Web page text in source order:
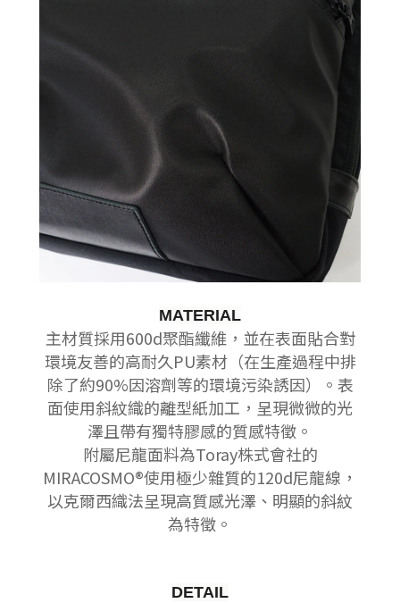
MATERIAL
主材質採用600d聚酯纖維，並在表面貼合對
環境友善的高耐久PU素材（在生產過程中排
除了約90%因溶劑等的環境污染誘因）。 表
面使用斜紋織的離型紙加工，呈現微微的光
澤且帶有獨特膠感的質感特徵。
附屬尼龍面料為Toray株式會社的
MIRACOSMO®使用極少雜質的120d尼龍線，
以克爾西織法呈現高質感光澤、明顯的斜紋
為特徵。
DETAIL